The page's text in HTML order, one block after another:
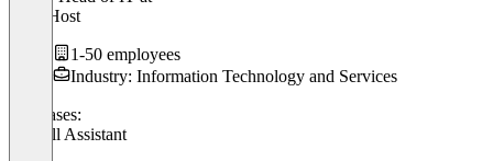
Key2Host
1-50 employees
Industry: Information Technology and Services
Use cases:
AI Call Assistant